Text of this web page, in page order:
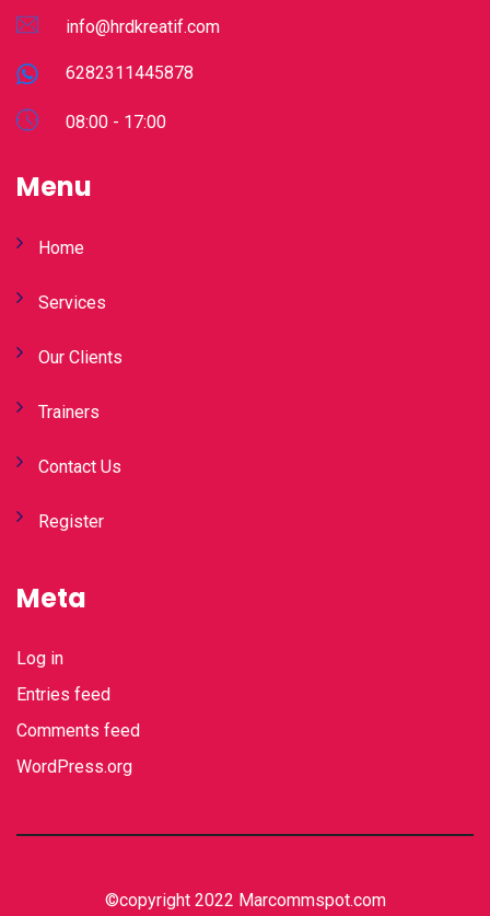
info@hrdkreatif.com
6282311445878
08:00 - 17:00
Menu
Home
Services
Our Clients
Trainers
Contact Us
Register
Meta
Log in
Entries feed
Comments feed
WordPress.org
©copyright 2022 Marcommspot.com